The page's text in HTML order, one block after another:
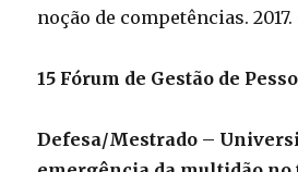
noção de competências.
15 Fórum de Gestão de
Defesa/Mestrado –